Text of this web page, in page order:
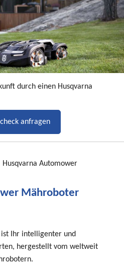
durch einen Husqvarna
anfragen
Husqvarna Automower
Mähroboter
Ihr intelligenter und
hergestellt vom weltweit